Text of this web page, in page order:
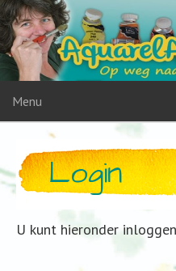
Menu
Login
U kunt hieronder inloggen